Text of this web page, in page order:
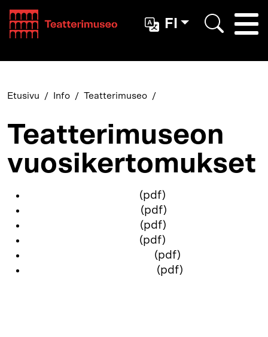
Teatterimuseo
FI
Etusivu Info Teatterimuseo
Teatterimuseon
vuosikertomukset
(pdf)
(pdf)
(pdf)
(pdf)
(pdf)
(pdf)